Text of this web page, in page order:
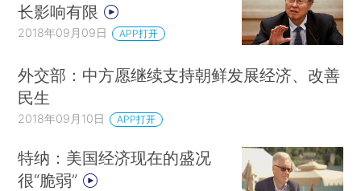
长影响有限
2018年09月09日 APP打开
外交部：中方愿继续支持朝鲜发展经济、改善
民生
2018年09月10日 APP打开
特纳：美国经济现在的盛况
很“脆弱”